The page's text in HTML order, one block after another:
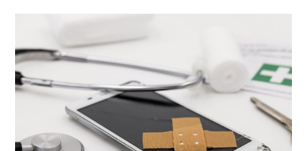
關于鄰米
動態資訊
聯系我們